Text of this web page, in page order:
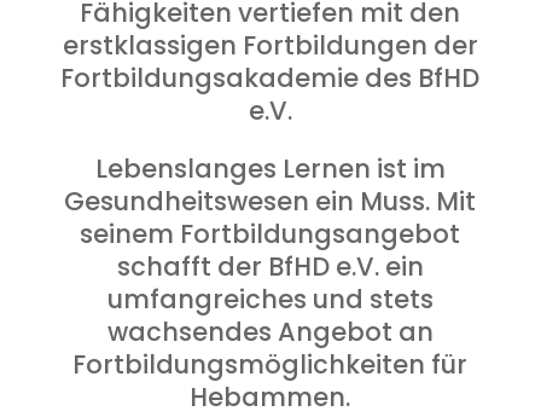
Fähigkeiten vertiefen mit den
erstklassigen Fortbildungen der
Fortbildungsakademie des BfHD
e.V.
Lebenslanges Lernen ist im
Gesundheitswesen ein Muss. Mit
seinem Fortbildungsangebot
schafft der BfHD e.V. ein
umfangreiches und stets
wachsendes Angebot an
Fortbildungsmöglichkeiten für
Hebammen.